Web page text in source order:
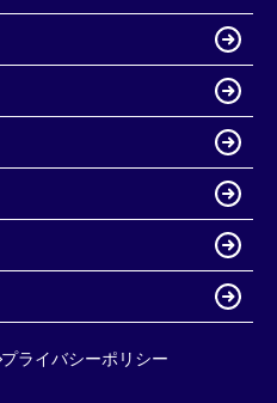
プライバシーポリシー